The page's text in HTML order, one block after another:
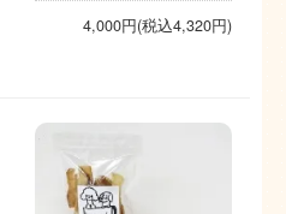
4,000円(税込4,320円)